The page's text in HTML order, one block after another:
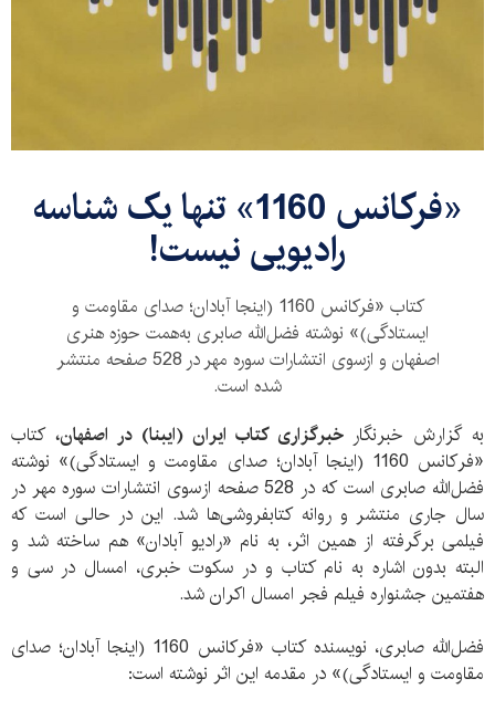
«فرکانس 1160» تنها یک شناسه
رادیویی نیست!
کتاب «فرکانس 1160 (اینجا آبادان؛ صدای مقاومت و
ایستادگی)» نوشته فضل‌الله صابری به‌همت حوزه هنری
اصفهان و ازسوی انتشارات سوره مهر در 528 صفحه منتشر
شده است.
به گزارش خبرنگار خبرگزاری کتاب ایران (ایبنا) در اصفهان، کتاب
«فرکانس 1160 (اینجا آبادان؛ صدای مقاومت و ایستادگی)» نوشته
فضل‌الله صابری است که در 528 صفحه ازسوی انتشارات سوره مهر در
سال جاری منتشر و روانه کتابفروشی‌ها شد. این در حالی است که
فیلمی برگرفته از همین اثر، به نام «رادیو آبادان» هم ساخته شد و
البته بدون اشاره به نام کتاب و در سکوت خبری، امسال در سی و
هفتمین جشنواره فیلم فجر امسال اکران شد.
فضل‌الله صابری، نویسنده کتاب «فرکانس 1160 (اینجا آبادان؛ صدای
مقاومت و ایستادگی)» در مقدمه این اثر نوشته است: